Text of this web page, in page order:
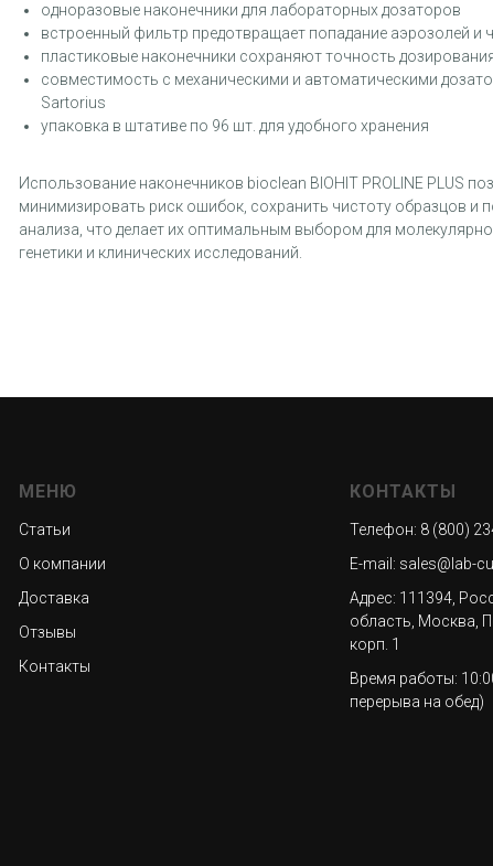
одноразовые наконечники для лабораторных дозаторов
встроенный фильтр предотвращает попадание аэрозолей и
пластиковые наконечники сохраняют точность
совместимость с механическими и автоматическими
Sartorius
упаковка в штативе по 96 шт. для удобного хранения
Использование наконечников bioclean BIOHIT PROLINE PLUS
минимизировать риск ошибок, сохранить чистоту образцов и
анализа, что делает их оптимальным выбором для
генетики и клинических исследований.
МЕНЮ
Статьи
О компании
Доставка
Отзывы
Контакты
КОНТАКТЫ
Телефон: 8 (800)
E-mail: sales@lab-
Адрес: 111394,
область, Москва,
корп. 1
Время работы:
перерыва на обед)